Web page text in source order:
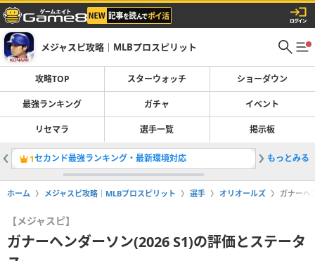
メジャスピ攻略｜MLBプロスピリット
攻略TOP スターウォッチ ショーダウン
最強ランキング ガチャ イベント
リセマラ 選手一覧 掲示板
1セカンド最強ランキング・最新環境対応 2ガチャ
もっとみる
ホーム メジャスピ攻略｜MLBプロスピリット 選手 オリオールズ ガナーヘ
【メジャスピ】
ガナーヘンダーソン(2026 S1)の評価とステータ